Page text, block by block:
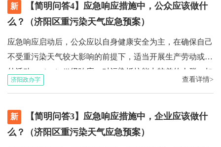
管理。盲人饲养导盲犬、肢体重残的残疾人饲养扶助犬，不
在上述禁止范围之列。
其他重要功能，这些企业属于保障类企业。保障类企业的减
排措施，按照有关规定执行。三是小微涉气企业。有些企业
电话：0531-84220526
新
【简明问答4】应急响应措施中，公众应该做什
么？（济阳区重污染天气应急预案）
应急响应启动后，公众应以自身健康安全为主，在确保自己
不受重污染天气较大影响的前提下，适当开展生产劳动或室
外活动。（一）Ⅲ级响应。对污染抵抗能力较差的人群，如
儿童、老年人、呼吸道疾病、心脑血管病患者或其他慢性病
的，应佩戴口罩或采取其他必要防护措施。必要时，学校、
幼儿园可停止室外课程。外出时，尽量采用公共交通或绿色
济阳政办字 查看详情>
新
【简明问答3】应急响应措施中，企业应该做什
么？（济阳区重污染天气应急预案）